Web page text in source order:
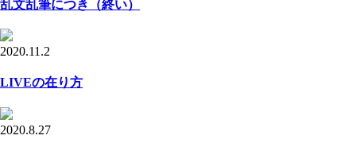
乱文乱筆につき（終い）
2020.11.2
LIVEの在り方
2020.8.27